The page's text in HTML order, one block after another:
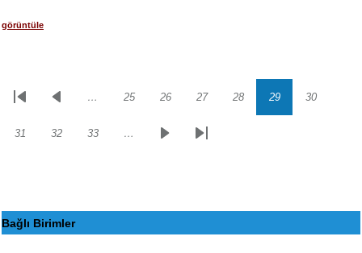
görüntüle
Sayfalama
İlk
Önceki… Sayfa
25 Sayfa
26 Sayfa
27 Sayfa
28 Sayfa
29 Sayfa
30
Sayfa
31 Sayfa
32 Sayfa
33 …
SonrakiSon
Bağlı Birimler